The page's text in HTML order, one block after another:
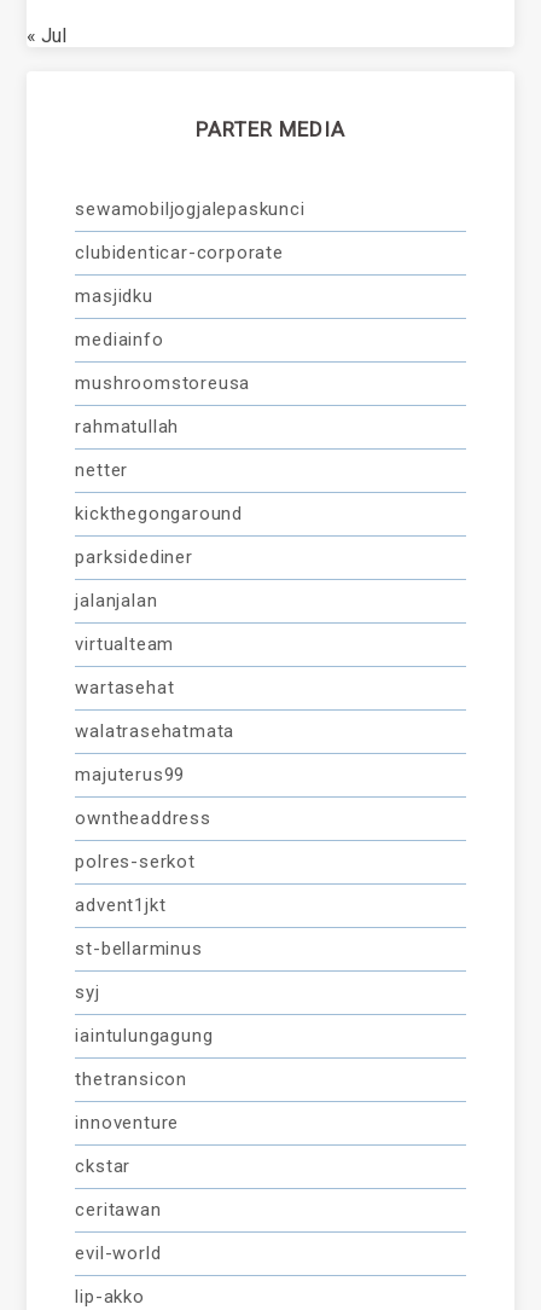
« Jul
PARTER MEDIA
sewamobiljogjalepaskunci
clubidenticar-corporate
masjidku
mediainfo
mushroomstoreusa
rahmatullah
netter
kickthegongaround
parksidediner
jalanjalan
virtualteam
wartasehat
walatrasehatmata
majuterus99
owntheaddress
polres-serkot
advent1jkt
st-bellarminus
syj
iaintulungagung
thetransicon
innoventure
ckstar
ceritawan
evil-world
lip-akko